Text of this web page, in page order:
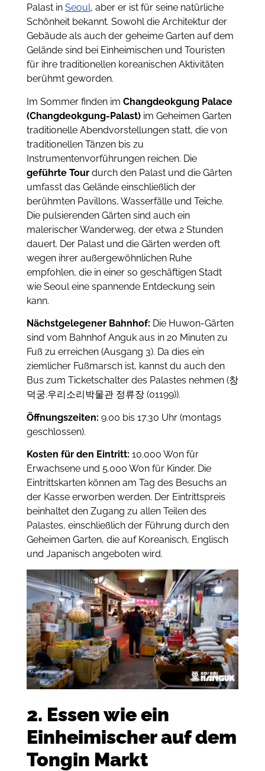
Palast in Seoul, aber er ist für seine natürliche
Schönheit bekannt. Sowohl die Architektur der
Gebäude als auch der geheime Garten auf dem
Gelände sind bei Einheimischen und Touristen
für ihre traditionellen koreanischen Aktivitäten
berühmt geworden.
Im Sommer finden im Changdeokgung Palace
(Changdeokgung-Palast)im Geheimen Garten
traditionelle Abendvorstellungen statt, die von
traditionellen Tänzen bis zu
Instrumentenvorführungen reichen. Die
geführte Tourdurch den Palast und die Gärten
umfasst das Gelände einschließlich der
berühmten Pavillons, Wasserfälle und Teiche.
Die pulsierenden Gärten sind auch ein
malerischer Wanderweg, der etwa 2 Stunden
dauert. Der Palast und die Gärten werden oft
wegen ihrer außergewöhnlichen Ruhe
empfohlen, die in einer so geschäftigen Stadt
wie Seoul eine spannende Entdeckung sein
kann.
Nächstgelegener Bahnhof: Die Huwon-Gärten
sind vom Bahnhof Anguk aus in 20 Minuten zu
Fuß zu erreichen (Ausgang 3). Da dies ein
ziemlicher Fußmarsch ist, kannst du auch den
Bus zum Ticketschalter des Palastes nehmen (창
덕궁.우리소리박물관 정류장 (01199)).
Öffnungszeiten: 9.00 bis 17.30 Uhr (montags
geschlossen).
Kosten für den Eintritt: 10.000 Won für
Erwachsene und 5.000 Won für Kinder. Die
Eintrittskarten können am Tag des Besuchs an
der Kasse erworben werden. Der Eintrittspreis
beinhaltet den Zugang zu allen Teilen des
Palastes, einschließlich der Führung durch den
Geheimen Garten, die auf Koreanisch, Englisch
und Japanisch angeboten wird.
2. Essen wie ein
Einheimischer auf dem
Tongin Markt